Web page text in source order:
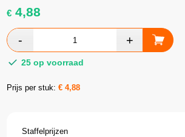
€ 4,88
25 op voorraad
Prijs per stuk:€4,88
Staffelprijzen